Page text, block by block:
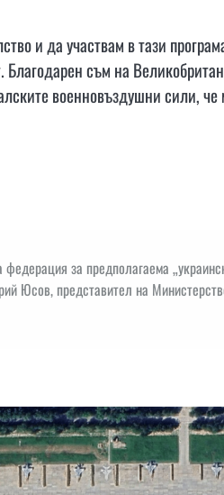
и да участвам в тази
съм на
военновъздушни сили,
федерация за предполагаема
Юсов, представител на